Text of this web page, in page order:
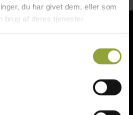
du har givet dem, eller som
brug af deres tjenester.